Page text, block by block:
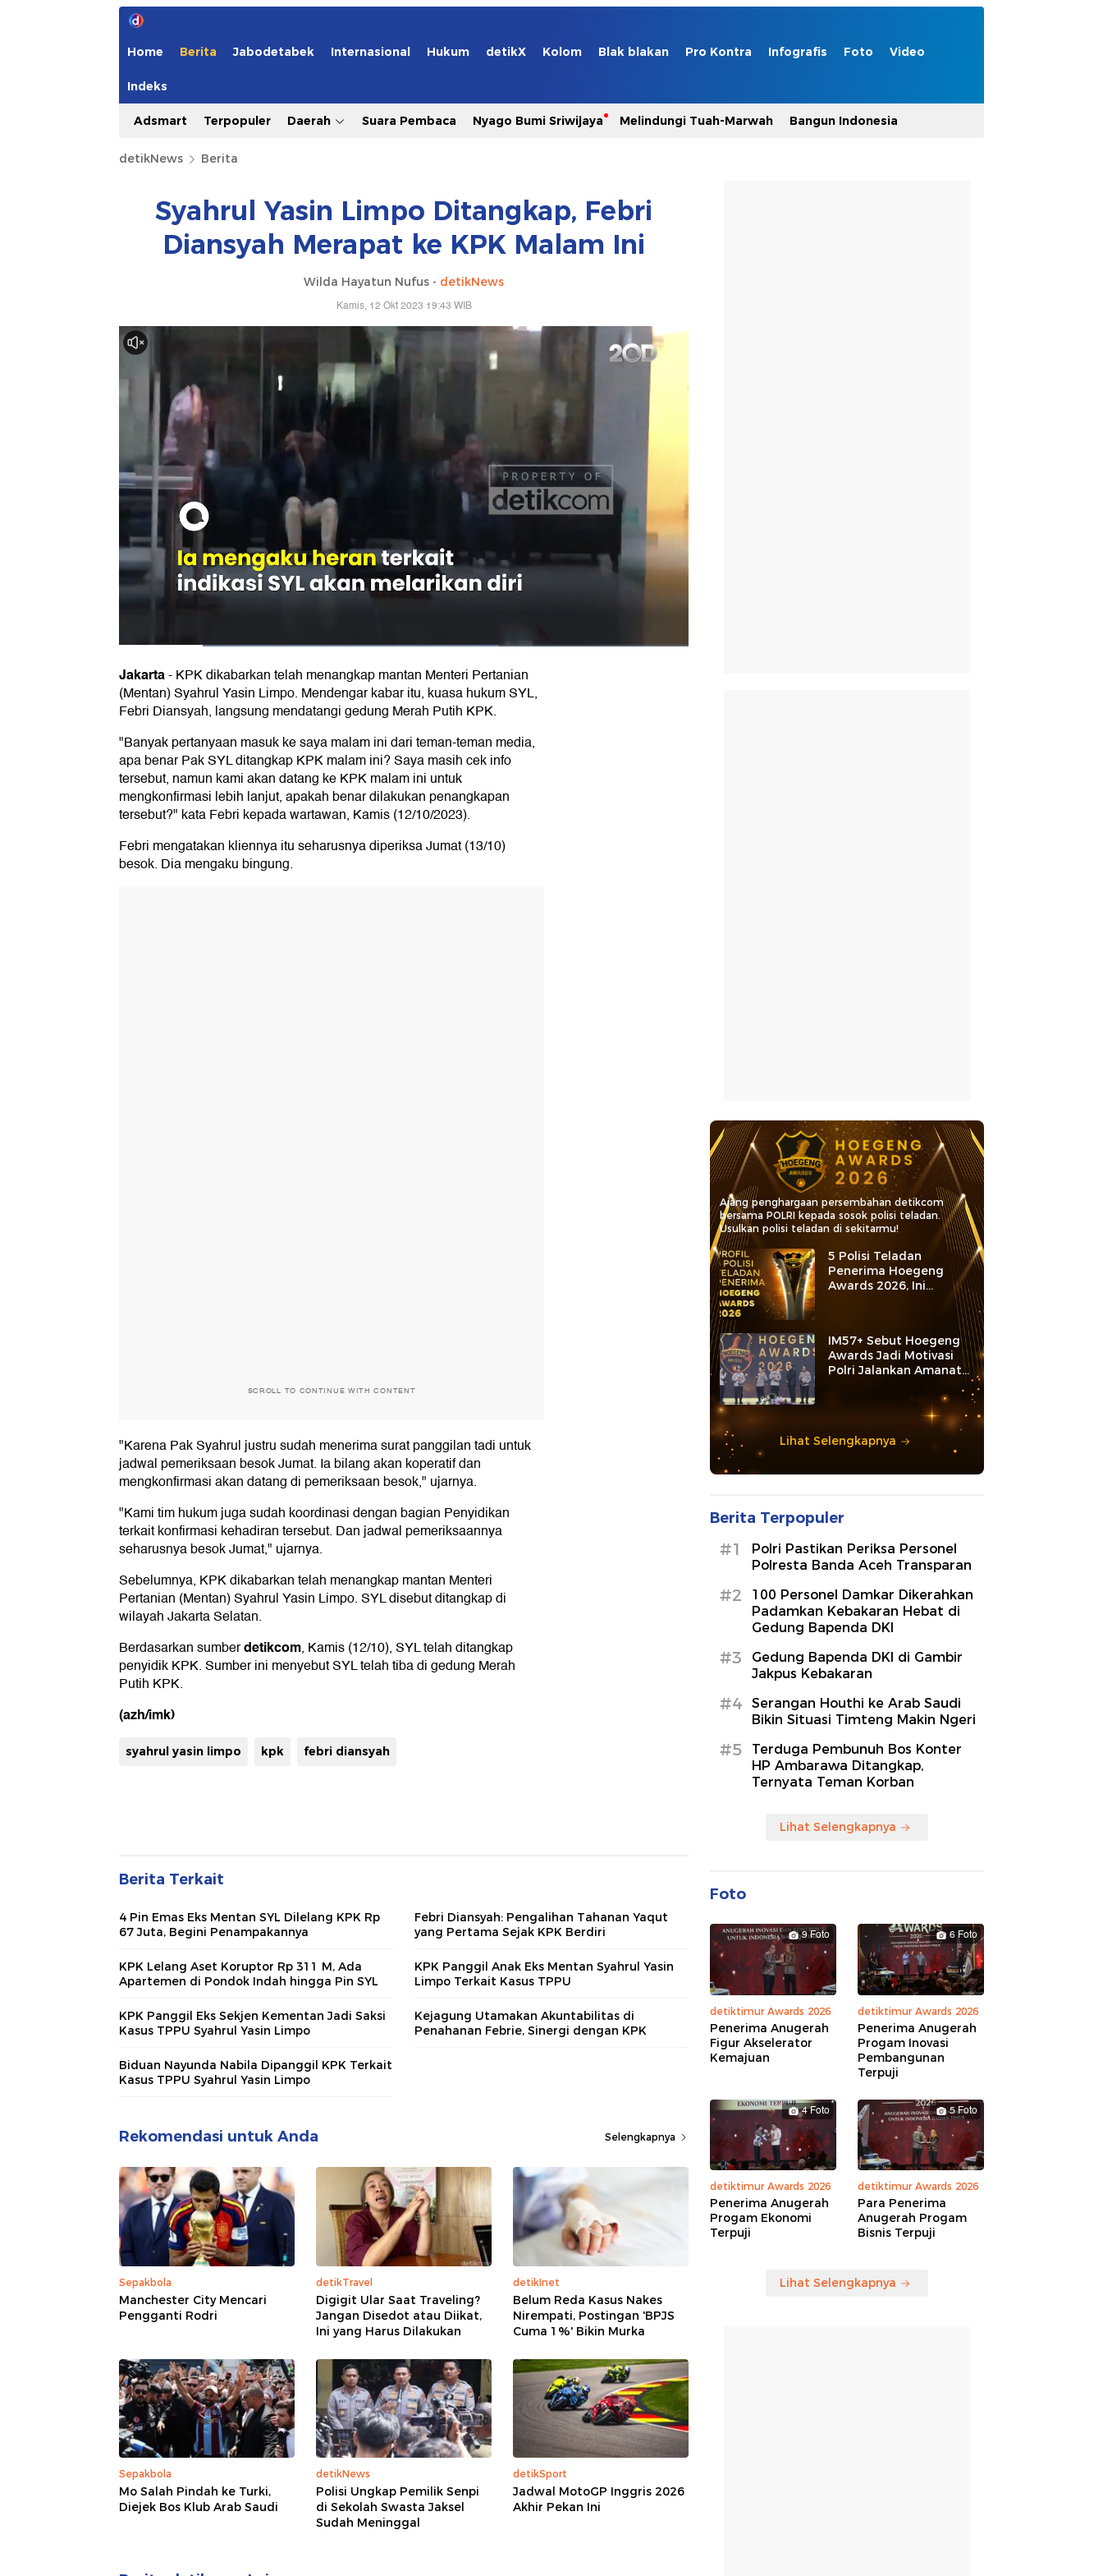
Home Berita Jabodetabek Internasional Hukum detikX Kolom Blak blakan Pro Kontra Infografis Foto Video
Indeks
Adsmart Terpopuler Daerah Suara Pembaca Nyago Bumi Sriwijaya Melindungi Tuah-Marwah Bangun Indonesia
detikNews Berita
Syahrul Yasin Limpo Ditangkap, Febri
Diansyah Merapat ke KPK Malam Ini
Wilda Hayatun Nufus - detikNews
Kamis, 12 Okt 2023 19:43 WIB
Jakarta-KPK dikabarkan telah menangkap mantan Menteri Pertanian
(Mentan) Syahrul Yasin Limpo. Mendengar kabar itu, kuasa hukum SYL,
Febri Diansyah, langsung mendatangi gedung Merah Putih KPK.
"Banyak pertanyaan masuk ke saya malam ini dari teman-teman media,
apa benar Pak SYL ditangkap KPK malam ini? Saya masih cek info
tersebut, namun kami akan datang ke KPK malam ini untuk
mengkonfirmasi lebih lanjut, apakah benar dilakukan penangkapan
tersebut?" kata Febri kepada wartawan, Kamis (12/10/2023).
Febri mengatakan kliennya itu seharusnya diperiksa Jumat (13/10)
besok. Dia mengaku bingung.
SCROLL TO CONTINUE WITH CONTENT
"Karena Pak Syahrul justru sudah menerima surat panggilan tadi untuk
jadwal pemeriksaan besok Jumat. Ia bilang akan koperatif dan
mengkonfirmasi akan datang di pemeriksaan besok," ujarnya.
"Kami tim hukum juga sudah koordinasi dengan bagian Penyidikan
terkait konfirmasi kehadiran tersebut. Dan jadwal pemeriksaannya
seharusnya besok Jumat," ujarnya.
Sebelumnya, KPK dikabarkan telah menangkap mantan Menteri
Pertanian (Mentan) Syahrul Yasin Limpo. SYL disebut ditangkap di
wilayah Jakarta Selatan.
Berdasarkan sumberdetikcom, Kamis (12/10), SYL telah ditangkap
penyidik KPK. Sumber ini menyebut SYL telah tiba di gedung Merah
Putih KPK.
(azh/imk)
syahrul yasin limpo kpk febri diansyah
Berita Terkait
4 Pin Emas Eks Mentan SYL Dilelang KPK Rp
67 Juta, Begini Penampakannya
Febri Diansyah: Pengalihan Tahanan Yaqut
yang Pertama Sejak KPK Berdiri
KPK Lelang Aset Koruptor Rp 311 M, Ada
Apartemen di Pondok Indah hingga Pin SYL
KPK Panggil Anak Eks Mentan Syahrul Yasin
Limpo Terkait Kasus TPPU
KPK Panggil Eks Sekjen Kementan Jadi Saksi
Kasus TPPU Syahrul Yasin Limpo
Kejagung Utamakan Akuntabilitas di
Penahanan Febrie, Sinergi dengan KPK
Biduan Nayunda Nabila Dipanggil KPK Terkait
Kasus TPPU Syahrul Yasin Limpo
Rekomendasi untuk Anda Selengkapnya
Sepakbola
Manchester City Mencari
Pengganti Rodri
detikTravel
Digigit Ular Saat Traveling?
Jangan Disedot atau Diikat,
Ini yang Harus Dilakukan
detikInet
Belum Reda Kasus Nakes
Nirempati, Postingan 'BPJS
Cuma 1%' Bikin Murka
Sepakbola
Mo Salah Pindah ke Turki,
Diejek Bos Klub Arab Saudi
detikNews
Polisi Ungkap Pemilik Senpi
di Sekolah Swasta Jaksel
Sudah Meninggal
detikSport
Jadwal MotoGP Inggris 2026
Akhir Pekan Ini
Ajang penghargaan persembahan detikcom
bersama POLRI kepada sosok polisi teladan.
Usulkan polisi teladan di sekitarmu!
5 Polisi Teladan
Penerima Hoegeng
Awards 2026, Ini
Kategori dan Kiprahnya
IM57+ Sebut Hoegeng
Awards Jadi Motivasi
Polri Jalankan Amanat
Lihat Selengkapnya
Berita Terpopuler
#1
Polri Pastikan Periksa Personel
Polresta Banda Aceh Transparan
#2
100 Personel Damkar Dikerahkan
Padamkan Kebakaran Hebat di
Gedung Bapenda DKI
#3
Gedung Bapenda DKI di Gambir
Jakpus Kebakaran
#4
Serangan Houthi ke Arab Saudi
Bikin Situasi Timteng Makin Ngeri
#5
Terduga Pembunuh Bos Konter
HP Ambarawa Ditangkap,
Ternyata Teman Korban
Lihat Selengkapnya
Foto
9 Foto
detiktimur Awards 2026
Penerima Anugerah
Figur Akselerator
Kemajuan
6 Foto
detiktimur Awards 2026
Penerima Anugerah
Progam Inovasi
Pembangunan
Terpuji
4 Foto
detiktimur Awards 2026
Penerima Anugerah
Progam Ekonomi
Terpuji
5 Foto
detiktimur Awards 2026
Para Penerima
Anugerah Progam
Bisnis Terpuji
Lihat Selengkapnya